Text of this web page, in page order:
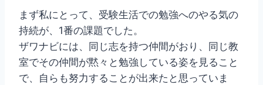
まず私にとって、受験生活での勉強へのやる気の
持続が、1番の課題でした。
ザワナビには、同じ志を持つ仲間がおり、同じ教
室でその仲間が黙々と勉強している姿を見ること
で、自らも努力することが出来たと思っていま